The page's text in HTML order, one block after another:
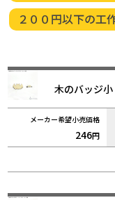
２００円以下の工
木のバッジ小
246円